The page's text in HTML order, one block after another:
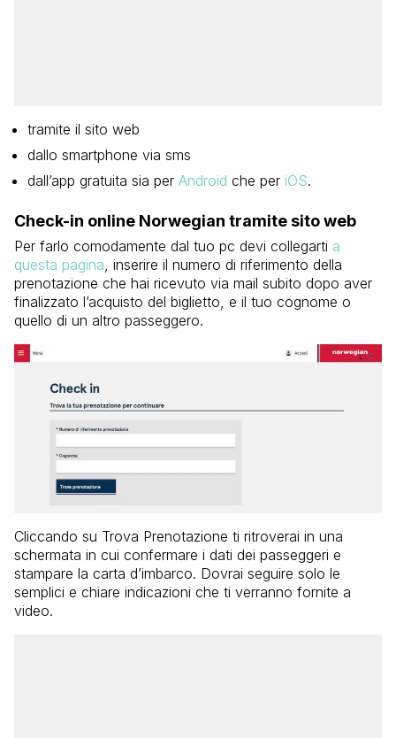
tramite il sito web
dallo smartphone via sms
dall’app gratuita sia per Android che per iOS.
Check-in online Norwegian tramite sito web
Per farlo comodamente dal tuo pc devi collegarti a
questa pagina, inserire il numero di riferimento della
prenotazione che hai ricevuto via mail subito dopo aver
finalizzato l’acquisto del biglietto, e il tuo cognome o
quello di un altro passeggero.
Cliccando su Trova Prenotazione ti ritroverai in una
schermata in cui confermare i dati dei passeggeri e
stampare la carta d’imbarco. Dovrai seguire solo le
semplici e chiare indicazioni che ti verranno fornite a
video.